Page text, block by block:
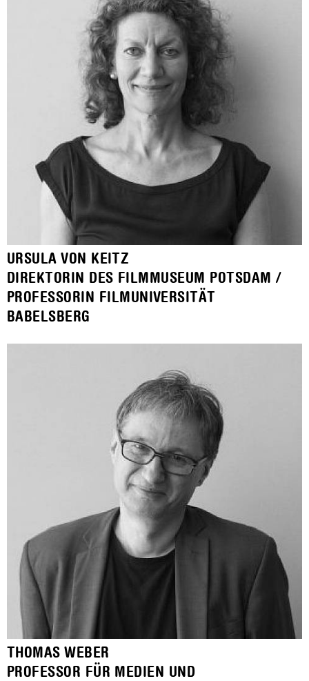
URSULA VON KEITZ
DIREKTORIN DES FILMMUSEUM POTSDAM /
PROFESSORIN FILMUNIVERSITÄT
BABELSBERG
THOMAS WEBER
PROFESSOR FÜR MEDIEN UND